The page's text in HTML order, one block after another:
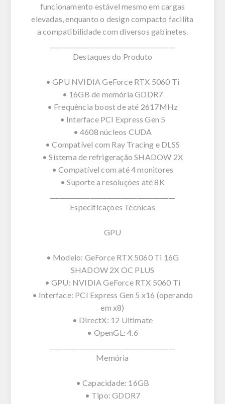
funcionamento estável mesmo em cargas
elevadas, enquanto o design compacto facilita
a compatibilidade com diversos gabinetes.
Destaques do Produto
• GPU NVIDIA GeForce RTX 5060 Ti
• 16GB de memória GDDR7
• Frequência boost de até 2617MHz
• Interface PCI Express Gen 5
• 4608 núcleos CUDA
• Compatível com Ray Tracing e DLSS
• Sistema de refrigeração SHADOW 2X
• Compatível com até 4 monitores
• Suporte a resoluções até 8K
Especificações Técnicas
GPU
• Modelo: GeForce RTX 5060 Ti 16G
SHADOW 2X OC PLUS
• GPU: NVIDIA GeForce RTX 5060 Ti
• Interface: PCI Express Gen 5 x16 (operando
em x8)
• DirectX: 12 Ultimate
• OpenGL: 4.6
Memória
• Capacidade: 16GB
• Tipo: GDDR7